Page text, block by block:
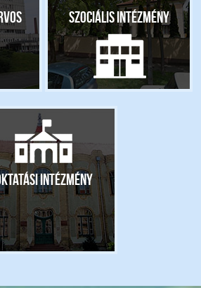
Szociális intézmény
intézmény